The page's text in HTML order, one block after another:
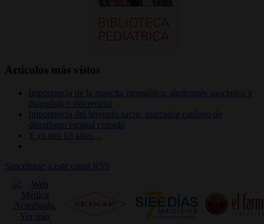
Artículos más vistos
Importancia de la mancha mongólica: síndromes asociados y
diagnóstico diferencial
Importancia del hoyuelo sacro: marcador cutáneo de
disrafismo espinal cerrado
Y ya son 63 años…
Suscribirse a este canal RSS